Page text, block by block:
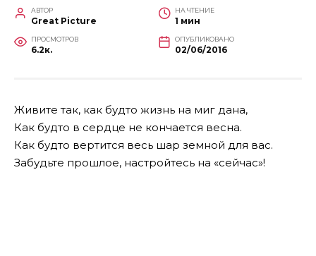
АВТОР
Great Picture
НА ЧТЕНИЕ
1 мин
ПРОСМОТРОВ
6.2к.
ОПУБЛИКОВАНО
02/06/2016
Живите так, как будто жизнь на миг дана,
Как будто в сердце не кончается весна.
Как будто вертится весь шар земной для вас.
Забудьте прошлое, настройтесь на «сейчас»!